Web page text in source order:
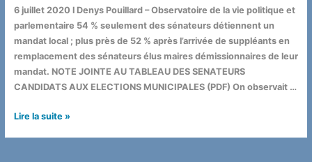
6 juillet 2020 l Denys Pouillard – Observatoire de la vie politique et
parlementaire 54 % seulement des sénateurs détiennent un
mandat local ; plus près de 52 % après l’arrivée de suppléants en
remplacement des sénateurs élus maires démissionnaires de leur
mandat. NOTE JOINTE AU TABLEAU DES SENATEURS
CANDIDATS AUX ELECTIONS MUNICIPALES (PDF) On observait …
Le
Lire la suite »